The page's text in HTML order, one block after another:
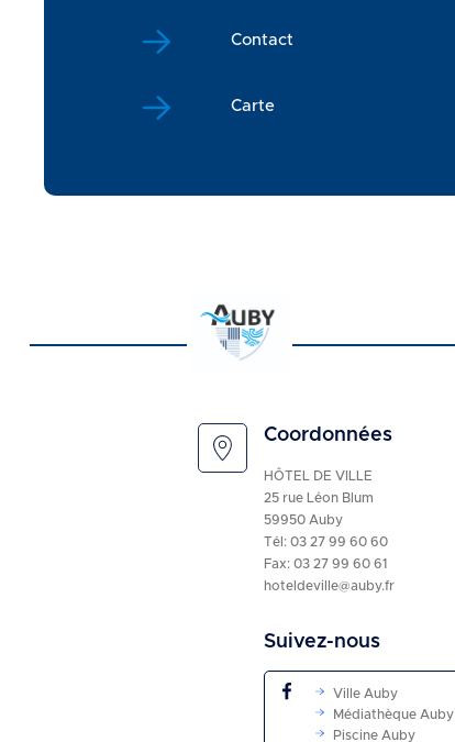
Contact
Carte
Coordonnées
HÔTEL DE VILLE
25 rue Léon Blum
59950 Auby
Tél: 03 27 99 60 60
Fax: 03 27 99 60 61
hoteldeville@auby.fr
Suivez-nous
Ville Auby
Médiathèque Auby
Piscine Auby